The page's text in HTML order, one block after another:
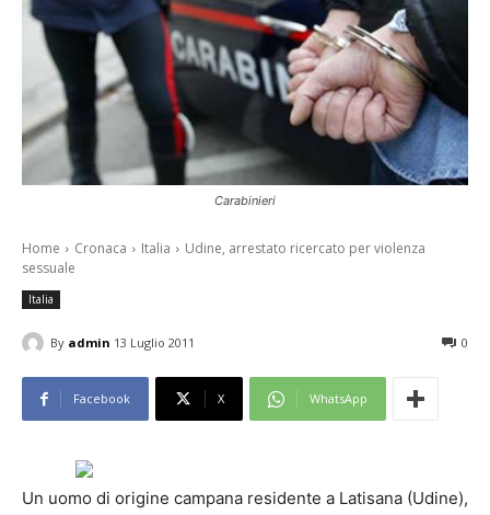
Carabinieri
Home Cronaca Italia
Udine, arrestato ricercato per violenza
sessuale
Italia
By admin 13 Luglio 2011 0
Facebook X WhatsApp
Un uomo di origine campana residente a Latisana (Udine),